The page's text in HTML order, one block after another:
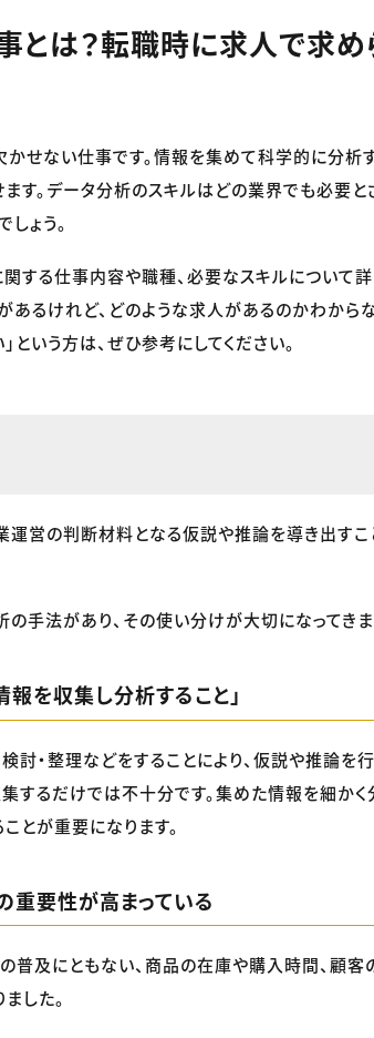
とは？転職時に求人で求め
せない仕事です。情報を集めて科学的に分析
す。データ分析のスキルはどの業界でも必要
ょう。
する仕事内容や職種、必要なスキルについて詳
るけれど、どのような求人があるのかわから
という方は、ぜひ参考にしてください。
運営の判断材料となる仮説や推論を導き出すこ
手法があり、その使い分けが大切になってきま
を収集し分析すること」
討・整理などをすることにより、仮説や推論を
するだけでは不十分です。集めた情報を細かく
とが重要になります。
重要性が高まっている
普及にともない、商品の在庫や購入時間、顧
した。